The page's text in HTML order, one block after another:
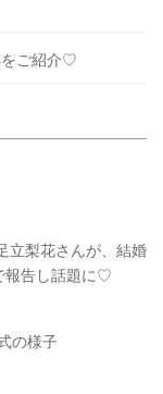
をご紹介♡
立梨花さんが、結婚
報告し話題に♡
の様子